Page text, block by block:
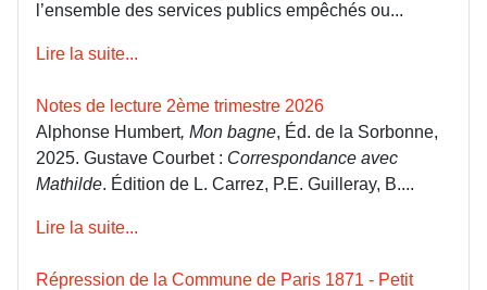
l’ensemble des services publics empêchés ou...
Lire la suite...
Notes de lecture 2ème trimestre 2026
Alphonse Humbert, Mon bagne, Éd. de la Sorbonne,
2025. Gustave Courbet : Correspondance avec
Mathilde. Édition de L. Carrez, P.E. Guilleray, B....
Lire la suite...
Répression de la Commune de Paris 1871 - Petit